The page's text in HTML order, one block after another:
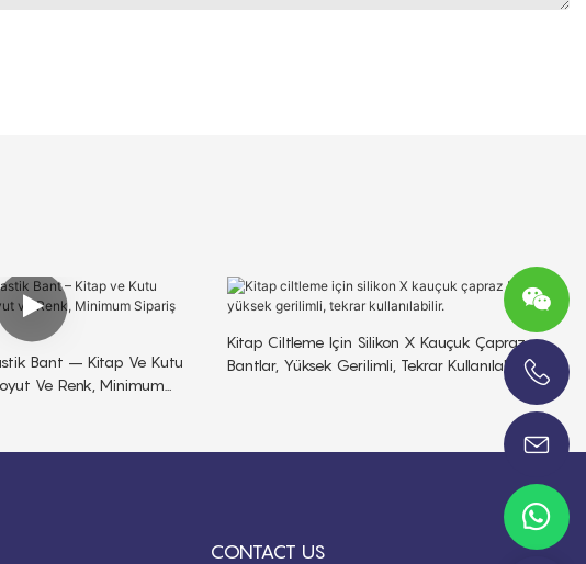
Bant – Kitap Ve Kutu
Ve Renk, Minimum
Kitap Ciltleme Için Silikon X Kauçuk Çapraz
Bantlar, Yüksek Gerilimli, Tekrar Kullanılabilir.
CONTACT US